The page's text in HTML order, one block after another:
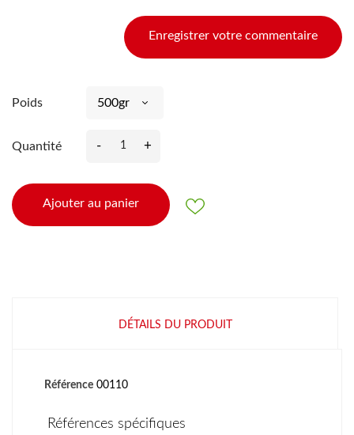
Enregistrer votre commentaire
Poids
Quantité - +
Ajouter au panier
DÉTAILS DU PRODUIT
Référence 00110
Références spécifiques